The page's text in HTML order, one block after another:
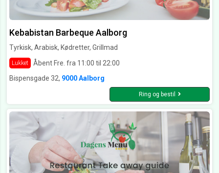
Kebabistan Barbeque Aalborg
Tyrkisk, Arabisk, Kødretter, Grillmad
Lukket
Åbent Fre. fra 11:00 til 22:00
Bispensgade 32, 9000 Aalborg
Ring og bestil